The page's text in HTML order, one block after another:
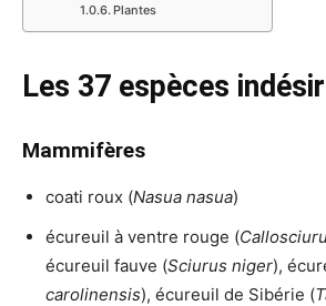
Plantes
Les 37 espèces
Mammifères
coati roux (Nasua nasua)
écureuil à ventre rouge (
écureuil fauve (Sciurus niger),
carolinensis), écureuil de Sibérie (